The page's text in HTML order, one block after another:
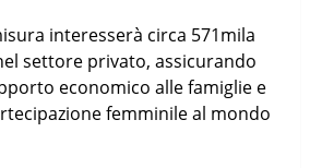
interesserà circa 571mila
settore privato, assicurando
economico alle famiglie e
femminile al mondo